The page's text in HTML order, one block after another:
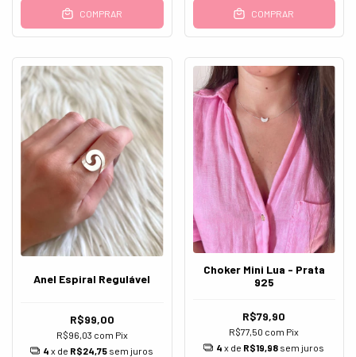
COMPRAR COMPRAR
Anel Espiral Regulável
R$99,00
R$96,03 com Pix
4 x de R$24,75 sem juros
Choker Mini Lua - Prata
925
R$79,90
R$77,50 com Pix
4 x de R$19,98 sem juros